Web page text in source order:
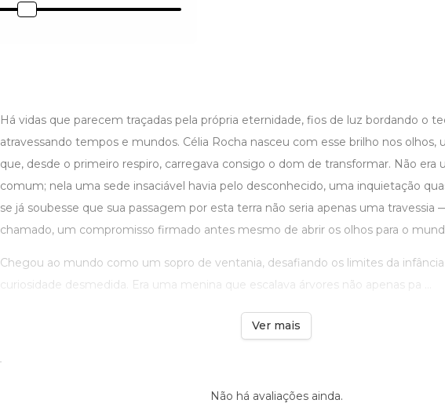
Há vidas que parecem traçadas pela própria eternidade, fios de luz bordando o
atravessando tempos e mundos. Célia Rocha nasceu com esse brilho nos olhos,
que, desde o primeiro respiro, carregava consigo o dom de transformar. Não era
comum; nela uma sede insaciável havia pelo desconhecido, uma inquietação
se já soubesse que sua passagem por esta terra não seria apenas uma travessia
chamado, um compromisso firmado antes mesmo de abrir os olhos para o
Chegou ao mundo como um sopro de ventania, desafiando os limites da
curiosidade desmedida. Era uma menina que escalava árvores não apenas pa ...
Ver mais
Não há avaliações ainda.